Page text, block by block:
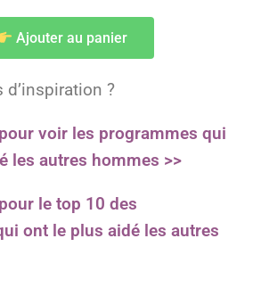
Ajouter au panier
d’inspiration ?
voir les programmes qui
les autres hommes >>
le top 10 des
ont le plus aidé les autres